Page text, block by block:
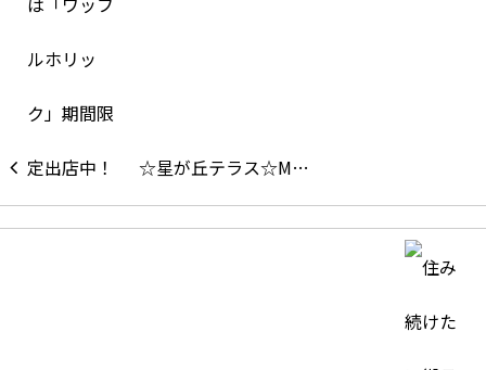
☆星が丘テラス☆M…